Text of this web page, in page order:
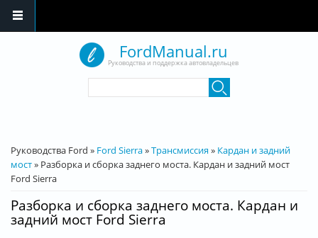
FordManual.ru
Руководства и поддержка автовладельцев
Вы здесь
Руководства Ford » Ford Sierra»Трансмиссия» Кардан и задний
мост» Разборка и сборка заднего моста. Кардан и задний мост
Ford Sierra
Разборка и сборка заднего моста. Кардан и
задний мост Ford Sierra